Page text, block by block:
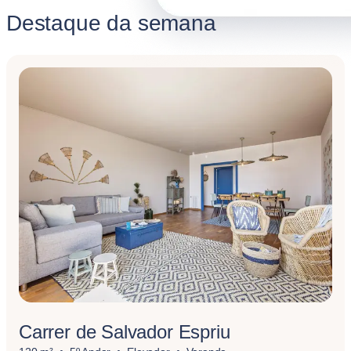
Destaque da semana
Carrer de Salvador Espriu